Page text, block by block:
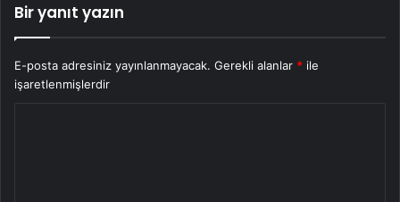
Bir yanıt yazın
E-posta adresiniz yayınlanmayacak. Gerekli alanlar * ile
işaretlenmişlerdir